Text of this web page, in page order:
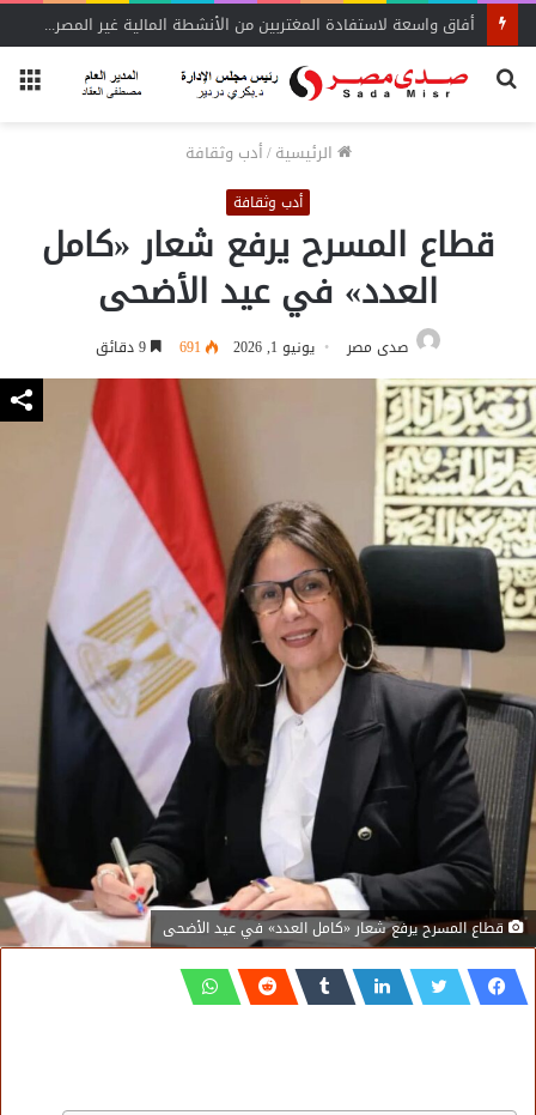
أفاق واسعة لاستفادة المغتربين من الأنشطة المالية غير المصرفية
بحث
الرئيسية/أدب وثقافة
أدب وثقافة
قطاع المسرح يرفع شعار «كامل
العدد» في عيد الأضحى
صدى مصر يونيو 1, 2026 691
قطاع المسرح يرفع شعار «كامل العدد» في عيد الأضحى